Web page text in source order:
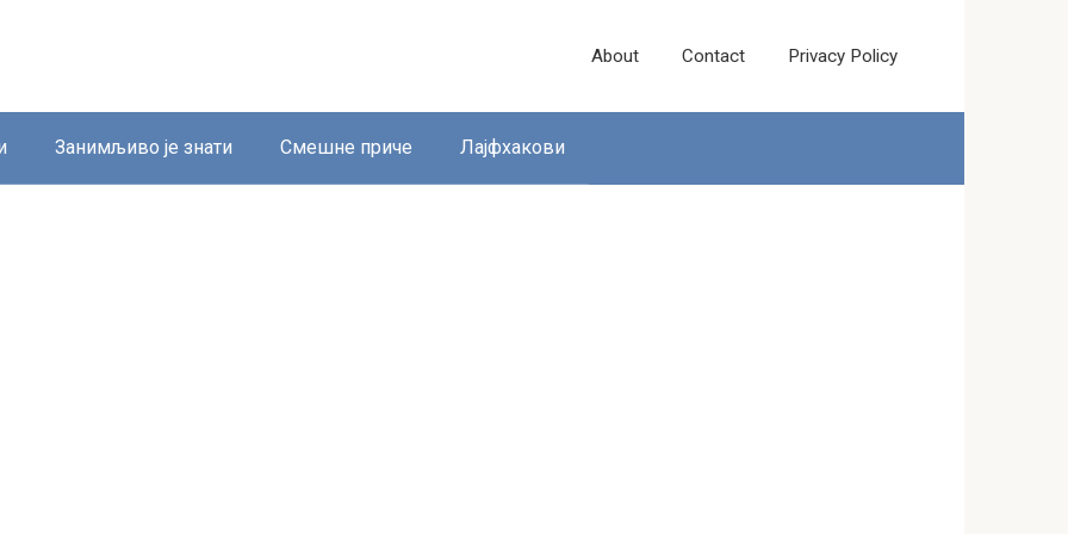
About Contact Privacy Policy
Занимљиво је знати Смешне приче Лајфхакови